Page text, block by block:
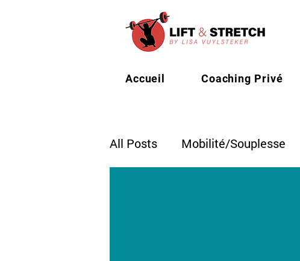
Accueil Coaching Privé
All Posts Mobilité/Souplesse